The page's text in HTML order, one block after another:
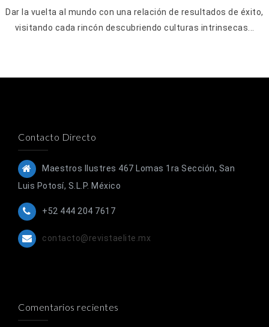
Dar la vuelta al mundo con una relación de resultados de éxito,
visitando cada rincón descubriendo culturas intrinsecas...
Contacto Directo
Maestros Ilustres 467 Lomas 1ra Sección, San
Luis Potosí, S.L.P. México
+52 444 204 7617
contacto@revistaelite.mx
Comentarios recientes